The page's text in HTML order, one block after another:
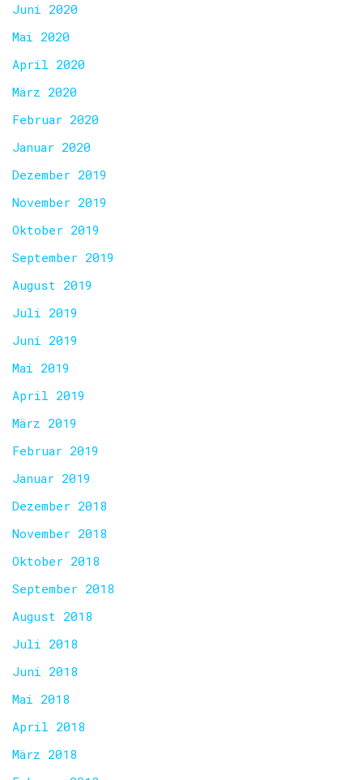
Juni 2020
Mai 2020
April 2020
März 2020
Februar 2020
Januar 2020
Dezember 2019
November 2019
Oktober 2019
September 2019
August 2019
Juli 2019
Juni 2019
Mai 2019
April 2019
März 2019
Februar 2019
Januar 2019
Dezember 2018
November 2018
Oktober 2018
September 2018
August 2018
Juli 2018
Juni 2018
Mai 2018
April 2018
März 2018